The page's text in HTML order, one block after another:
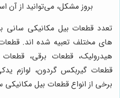
بروز مشکل، می‌توانید از آن
تعدد قطعات بیل مکانیکی سانی
های مختلف تعبیه شده اند.
هیدرولیک، قطعات برقی،
قطعات گیربکس گردون، لوازم
برخی از انواع قطعات بیل